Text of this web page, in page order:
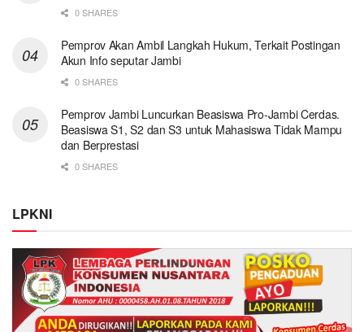
0 SHARES
Pemprov Akan Ambil Langkah Hukum, Terkait Postingan
Akun Info seputar Jambi
0 SHARES
Pemprov Jambi Luncurkan Beasiswa Pro-Jambi Cerdas.
Beasiswa S1, S2 dan S3 untuk Mahasiswa Tidak Mampu
dan Berprestasi
0 SHARES
LPKNI